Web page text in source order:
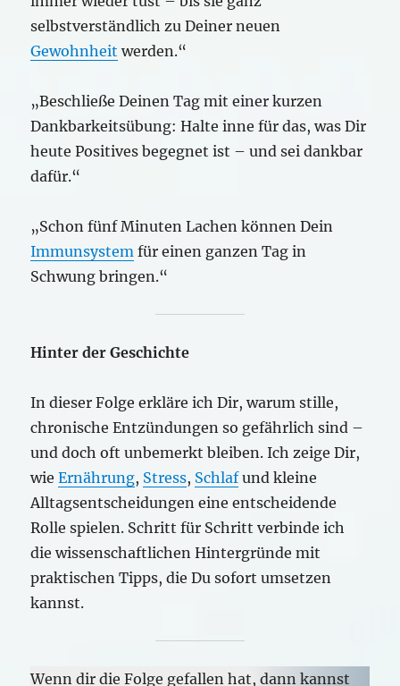
selbstverständlich zu Deiner neuen
Gewohnheit werden.“
„Beschließe Deinen Tag mit einer kurzen
Dankbarkeitsübung: Halte inne für das, was Dir
heute Positives begegnet ist – und sei dankbar
dafür.“
„Schon fünf Minuten Lachen können Dein
Immunsystem für einen ganzen Tag in
Schwung bringen.“
Hinter der Geschichte
In dieser Folge erkläre ich Dir, warum stille,
chronische Entzündungen so gefährlich sind –
und doch oft unbemerkt bleiben. Ich zeige Dir,
wieErnährung, Stress, Schlafund kleine
Alltagsentscheidungen eine entscheidende
Rolle spielen. Schritt für Schritt verbinde ich
die wissenschaftlichen Hintergründe mit
praktischen Tipps, die Du sofort umsetzen
kannst.
Wenn dir die Folge gefallen hat, dann kannst